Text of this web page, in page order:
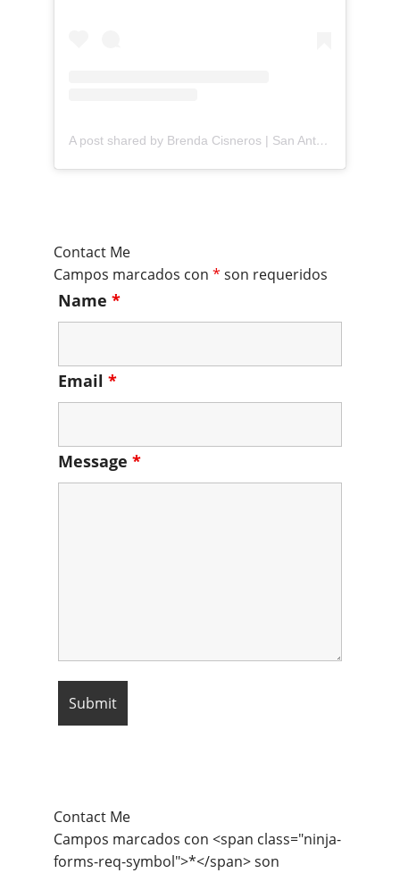
A post shared by Brenda Cisneros | San Antonio Content Creator (@mejorandomihogar)
Contact Me
Campos marcados con * son requeridos
Name *
Email *
Message *
Contact Me
Campos marcados con <span class="ninja-
forms-req-symbol">*</span> son